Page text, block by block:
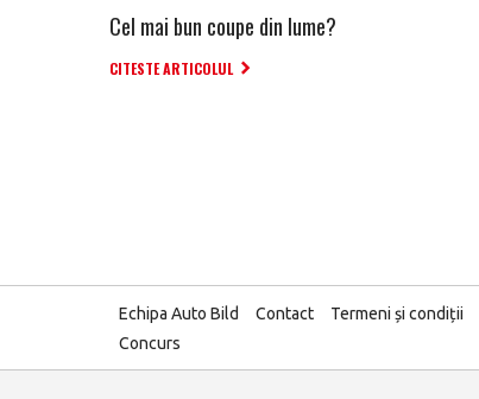
Cel mai bun coupe din lume?
CITESTE ARTICOLUL
Echipa Auto Bild Contact Termeni și condiții
Concurs